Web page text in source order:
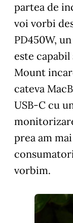
partea de
voi vorbi
PD450W,
este
Mount
cateva
USB-C cu
prea am
vorbim.